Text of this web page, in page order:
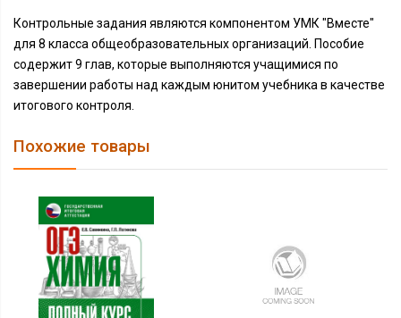
Контрольные задания являются компонентом УМК "Вместе"
для 8 класса общеобразовательных организаций. Пособие
содержит 9 глав, которые выполняются учащимися по
завершении работы над каждым юнитом учебника в качестве
итогового контроля.
Похожие товары